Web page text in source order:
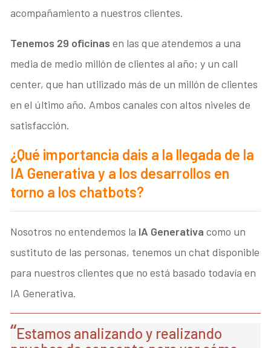
acompañamiento a nuestros clientes.
Tenemos 29 oficinas en las que atendemos a una
media de medio millón de clientes al año; y un call
center, que han utilizado más de un millón de clientes
en el último año. Ambos canales con altos niveles de
satisfacción.
¿Qué importancia dais a la llegada de la
IA Generativa y a los desarrollos en
torno a los chatbots?
Nosotros no entendemos la IA Generativa como un
sustituto de las personas, tenemos un chat disponible
para nuestros clientes que no está basado todavía en
IA Generativa.
Estamos analizando y realizando